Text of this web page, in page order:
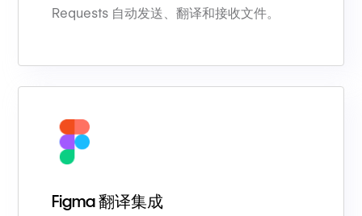
Requests 自动发送、翻译和接收文件。
Figma 翻译集成